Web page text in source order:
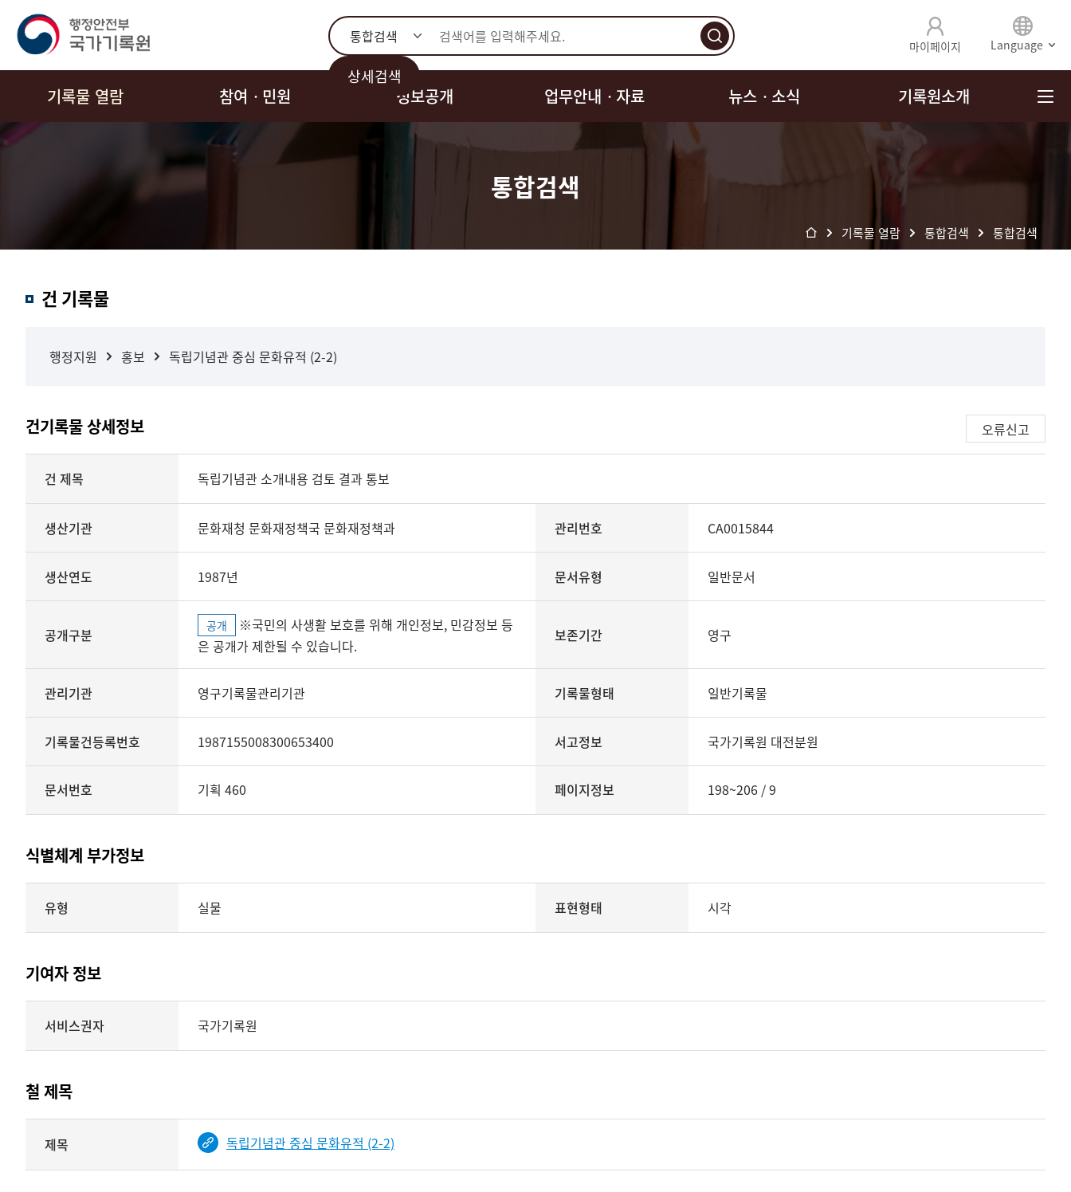
통합검색
상세검색
마이페이지 Language
기록물 열람 참여ㆍ민원 정보공개 업무안내ㆍ자료 뉴스ㆍ소식 기록원소개
통합검색
기록물 열람 통합검색 통합검색
검색건 기록물
행정지원 홍보 독립기념관 중심 문화유적 (2-2)
건기록물 상세정보
오류신고
건 제목 독립기념관 소개내용 검토 결과 통보
생산기관 문화재청 문화재정책국 문화재정책과 관리번호 CA0015844
생산연도 1987년 문서유형 일반문서
공개구분 공개
은 공개가 제한될 수 있습니다.
보존기간 영구
관리기관 영구기록물관리기관 기록물형태 일반기록물
기록물건등록번호 1987155008300653400 서고정보 국가기록원 대전분원
문서번호 기획 460 페이지정보 198~206 / 9
식별체계 부가정보
부가정보의
유형
표현형태
제공
유형 실물 표현형태 시각
기여자 정보
기여자
정보를
테이블
기여자
서비스권자 국가기록원
철 제목
기록물
건의
제목 독립기념관 중심 문화유적 (2-2)